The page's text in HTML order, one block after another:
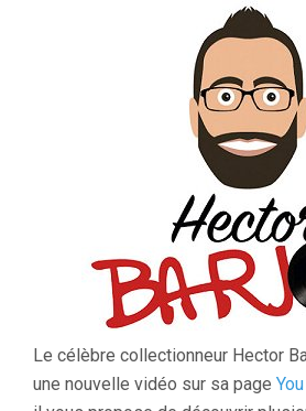
Le célèbre collectionneur Hector
une nouvelle vidéo sur sa page